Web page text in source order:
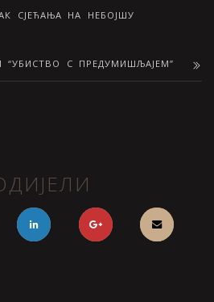
СЈЕЋАЊА НА НЕБОЈШУ
С ПРЕДУМИШЉАЈЕМ”